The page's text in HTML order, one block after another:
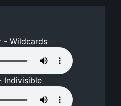
- Wildcards
Indivisible